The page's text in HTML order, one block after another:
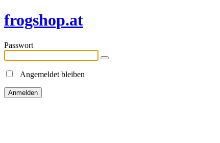
frogshop.at
Passwort
Angemeldet bleiben